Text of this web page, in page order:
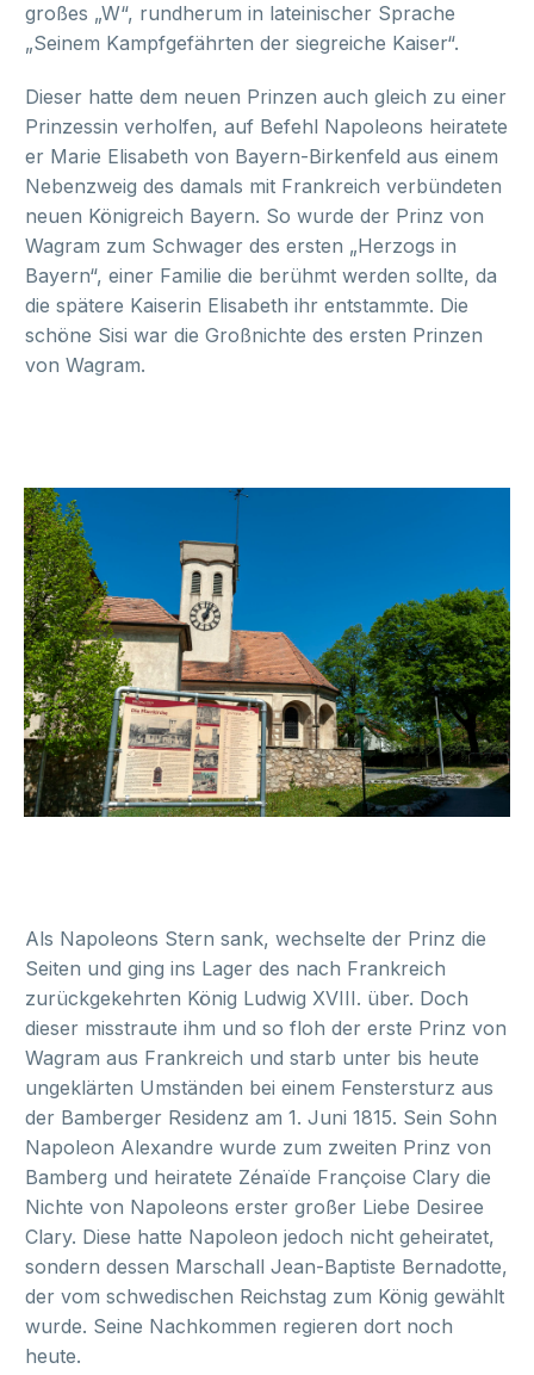
großes „W“, rundherum in lateinischer Sprache
„Seinem Kampfgefährten der siegreiche Kaiser“.
Dieser hatte dem neuen Prinzen auch gleich zu einer
Prinzessin verholfen, auf Befehl Napoleons heiratete
er Marie Elisabeth von Bayern-Birkenfeld aus einem
Nebenzweig des damals mit Frankreich verbündeten
neuen Königreich Bayern. So wurde der Prinz von
Wagram zum Schwager des ersten „Herzogs in
Bayern“, einer Familie die berühmt werden sollte, da
die spätere Kaiserin Elisabeth ihr entstammte. Die
schöne Sisi war die Großnichte des ersten Prinzen
von Wagram.
Als Napoleons Stern sank, wechselte der Prinz die
Seiten und ging ins Lager des nach Frankreich
zurückgekehrten König Ludwig XVIII. über. Doch
dieser misstraute ihm und so floh der erste Prinz von
Wagram aus Frankreich und starb unter bis heute
ungeklärten Umständen bei einem Fenstersturz aus
der Bamberger Residenz am 1. Juni 1815. Sein Sohn
Napoleon Alexandre wurde zum zweiten Prinz von
Bamberg und heiratete Zénaïde Françoise Clary die
Nichte von Napoleons erster großer Liebe Desiree
Clary. Diese hatte Napoleon jedoch nicht geheiratet,
sondern dessen Marschall Jean-Baptiste Bernadotte,
der vom schwedischen Reichstag zum König gewählt
wurde. Seine Nachkommen regieren dort noch
heute.